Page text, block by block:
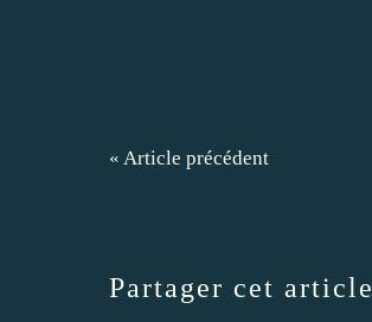
« Article précédent
Partager cet article